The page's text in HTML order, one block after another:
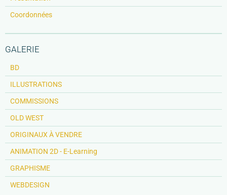
Coordonnées
GALERIE
BD
ILLUSTRATIONS
COMMISSIONS
OLD WEST
ORIGINAUX À VENDRE
ANIMATION 2D - E-Learning
GRAPHISME
WEBDESIGN